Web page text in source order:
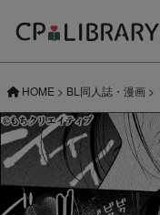
HOME > BL同人誌・漫画 >